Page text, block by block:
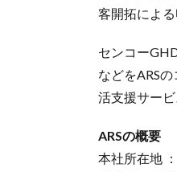
客開拓による
センコー
などをARS
活支援サービ
ARSの概要
本社所在地